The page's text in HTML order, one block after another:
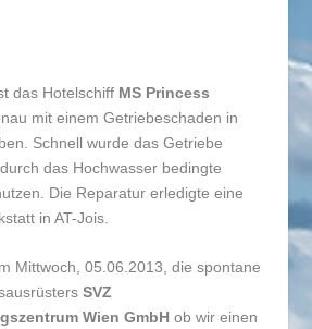
das Hotelschiff MS Princess
mit einem Getriebeschaden in
Schnell wurde das Getriebe
das Hochwasser bedingte
Die Reparatur erledigte eine
in AT-Jois.
Mittwoch, 05.06.2013, die spontane
SVZ
Wien GmbH ob wir einen